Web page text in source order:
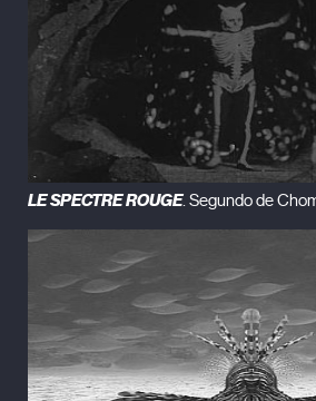
LE SPECTRE ROUGE. Segundo de